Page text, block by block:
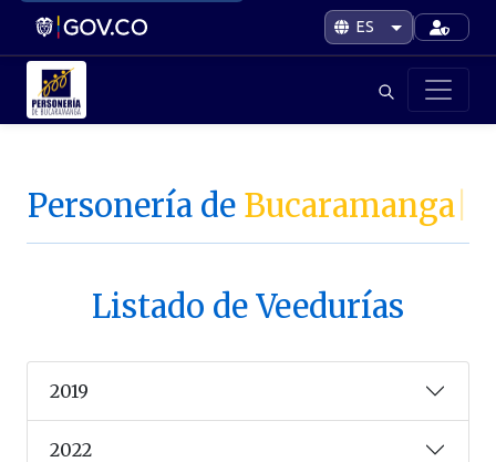
Personería de Bucaramanga
Listado de Veedurías
2019
2022